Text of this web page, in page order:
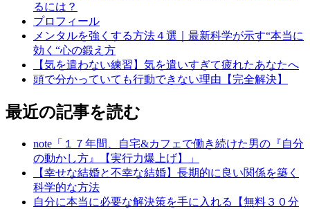
るには？
プロフィール
メンタルを強くする方法４選｜最新科学が示す“本当に
効く“心の鍛え方
【気を遣わない練習】気を遣いすぎて疲れたあなたへ
頭で分かっていても行動できない理由【完全解決】
最近の記事を読む
note「１７年間、自宅&カフェで働き続けた男の『自分
の動かし方』【実行力爆上げ】」
【幸せな結婚と不幸な結婚】長期的に良い関係を築く
科学的な方法
自分に本当に必要な解決策を手に入れる【無料３０分